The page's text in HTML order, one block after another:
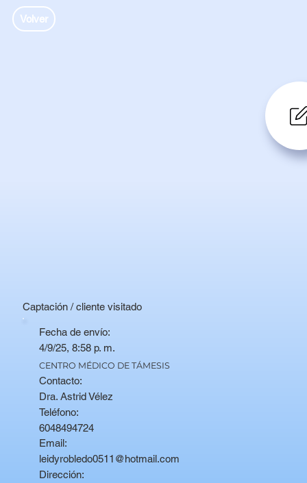
Volver
Captación / cliente visitado
Fecha de envío:
4/9/25, 8:58 p. m.
CENTRO MÉDICO DE TÁMESIS
Contacto:
Dra. Astrid Vélez
Teléfono:
6048494724
Email:
leidyrobledo0511@hotmail.com
Dirección: